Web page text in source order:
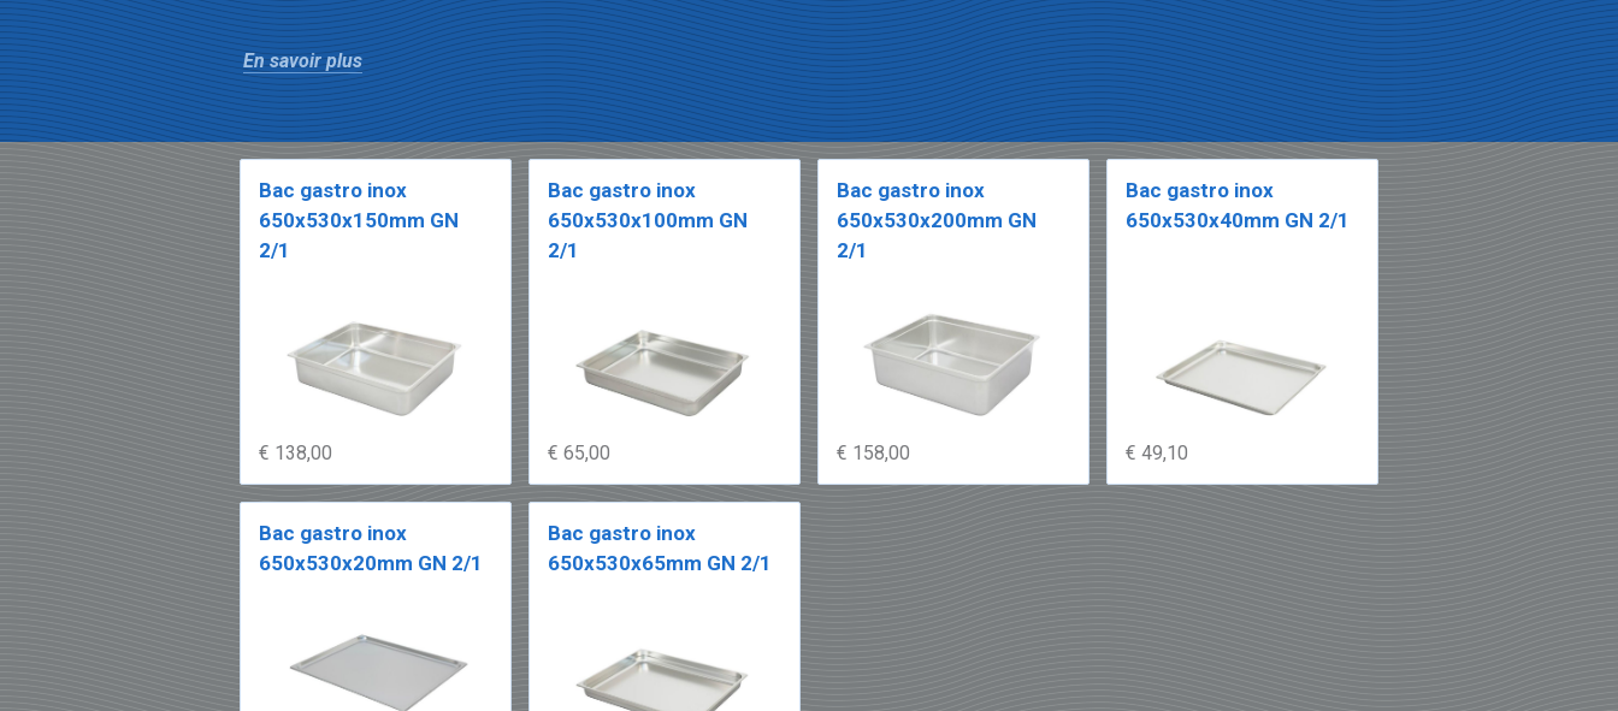
En savoir plus
Bac gastro inox
650x530x150mm GN
2/1
€ 138,00
Bac gastro inox
650x530x100mm GN
2/1
€ 65,00
Bac gastro inox
650x530x200mm GN
2/1
€ 158,00
Bac gastro inox
650x530x40mm GN 2/1
€ 49,10
Bac gastro inox
650x530x20mm GN 2/1
Bac gastro inox
650x530x65mm GN 2/1